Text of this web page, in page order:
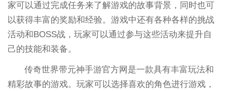
家可以通过完成任务来了解游戏的故事背景，同时也可
以获得丰富的奖励和经验。游戏中还有各种各样的挑战
活动和BOSS战，玩家可以通过参与这些活动来提升自
己的技能和装备。
传奇世界带元神手游官方网是一款具有丰富玩法和
精彩故事的游戏。玩家可以选择喜欢的角色进行游戏，